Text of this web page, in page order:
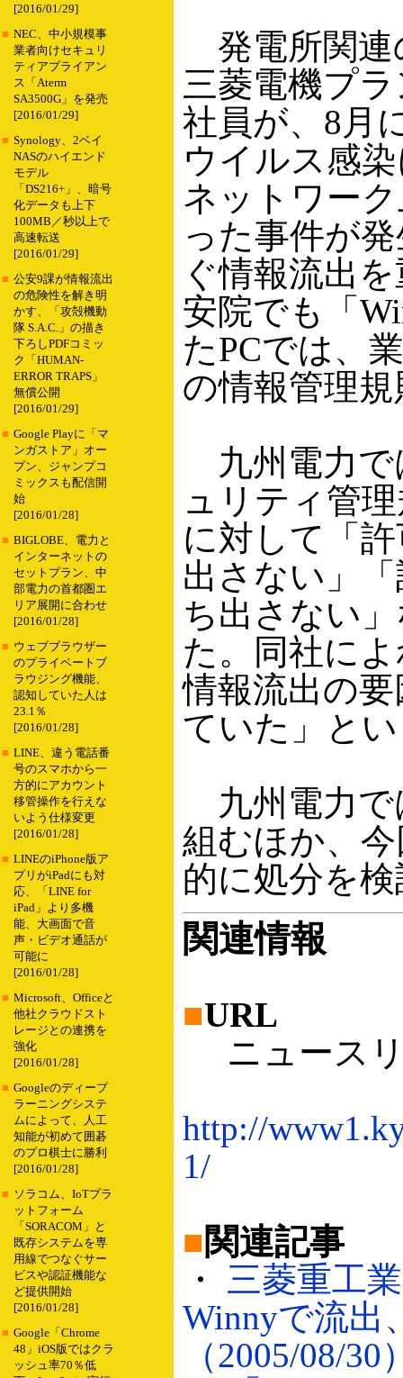
[2016/01/29]
■ NEC、中小規模事
業者向けセキュリ
ティアプライアン
ス「Aterm
SA3500G」を発売
[2016/01/29]
■ Synology、2ベイ
NASのハイエンド
モデル
「DS216+」、暗号
化データも上下
100MB／秒以上で
高速転送
[2016/01/29]
■ 公安9課が情報流出
の危険性を解き明
かす、「攻殻機動
隊 S.A.C.」の描き
下ろしPDFコミッ
ク「HUMAN-
ERROR TRAPS」
無償公開
[2016/01/29]
■ Google Playに「マ
ンガストア」オー
プン、ジャンプコ
ミックスも配信開
始
[2016/01/28]
■ BIGLOBE、電力と
インターネットの
セットプラン、中
部電力の首都圏エ
リア展開に合わせ
[2016/01/28]
■ ウェブブラウザー
のプライベートブ
ラウジング機能、
認知していた人は
23.1％
[2016/01/28]
■ LINE、違う電話番
号のスマホから一
方的にアカウント
移管操作を行えな
いよう仕様変更
[2016/01/28]
■ LINEのiPhone版ア
プリがiPadにも対
応、「LINE for
iPad」より多機
能、大画面で音
声・ビデオ通話が
可能に
[2016/01/28]
■ Microsoft、Officeと
他社クラウドスト
レージとの連携を
強化
[2016/01/28]
■ Googleのディープ
ラーニングシステ
ムによって、人工
知能が初めて囲碁
のプロ棋士に勝利
[2016/01/28]
■ ソラコム、IoTプラ
ットフォーム
「SORACOM」と
既存システムを専
用線でつなぐサー
ビスや認証機能な
ど提供開始
[2016/01/28]
■ Google「Chrome
48」iOS版ではクラ
ッシュ率70％低
発電所関連
三菱電機プ
社員が、8月
ウイルス感
ネットワー
った事件が
ぐ情報流出
安院でも「
たPCでは、
の情報管理
九州電力で
ュリティ管
に対して「
出さない」
ち出さない
た。同社に
情報流出の
ていた」と
九州電力で
組むほか、
的に処分を
関連情報
■URL
ニュース
http://
1/
■関連記事
・ 三菱重工
Winnyで流出
（2005/08/30